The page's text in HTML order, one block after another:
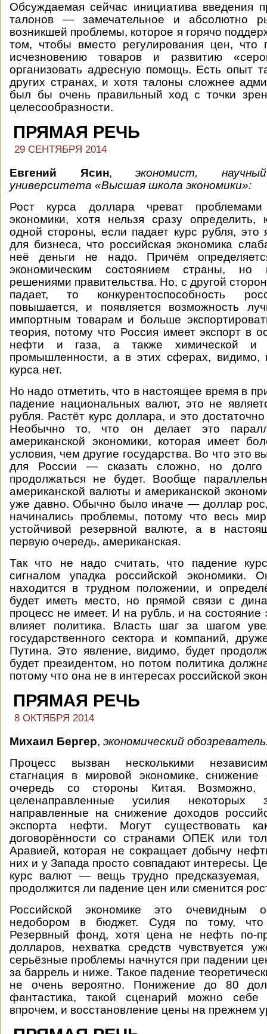
Обсуждаемая сейчас инициатива введения
талонов — замечательное и абсолютно
возникшей проблемы, которое я горячо
том, чтобы вместо регулирования цен, что
исчезновению товаров и развитию
организовать адресную помощь. Есть опыт
других странах, и хотя талоны сложнее
был бы очень правильный ход с точки
целесообразности.
ПРЯМАЯ РЕЧЬ
29 СЕНТЯБРЯ 2014
Евгений Ясин,экономист,
университета «Высшая школа экономики»:
Рост курса доллара чреват
экономики, хотя нельзя сразу
одной стороны, если падает курс рубля, это
для бизнеса, что российская экономика
неё деньги не надо. Причём
экономическим состоянием страны, но
решениями правительства. Но, с другой
падает, то конкурентоспособность
повышается, и появляется возможность
импортным товарам и больше
теория, потому что Россия имеет экспорт в
нефти и газа, а также химической и
промышленности, а в этих сферах, видимо,
курса нет.
Но надо отметить, что в настоящее время в
падение национальных валют, это не
рубля. Растёт курс доллара, и это
Необычно то, что он делает это
американской экономики, которая имеет
условия, чем другие государства. Во что это
для России — сказать сложно, но долго
продолжаться не будет. Вообще
американской валюты и американской
уже давно. Обычно было иначе — доллар
начинались проблемы, потому что весь
устойчивой резервной валюте, а в
первую очередь, американская.
Так что не надо считать, что падение
сигналом упадка российской экономики.
находится в трудном положении, и
будет иметь место, но прямой связи с
процесс не имеет. И на рубль, и на состояние
влияет политика. Власть шаг за шагом
государственного сектора и компаний,
Путина. Это явление, видимо, будет
будет президентом, но потом политика
потому что она не в интересах российской
ПРЯМАЯ РЕЧЬ
8 ОКТЯБРЯ 2014
Михаил Бергер, экономический
Процесс вызван несколькими
стагнация в мировой экономике,
очередь со стороны Китая.
целенаправленные усилия некоторых
направленные на снижение доходов
экспорта нефти. Могут существовать
договорённости со странами ОПЕК или
Аравией, которая не сокращает добычу
них и у Запада просто совпадают интересы.
курс валют — вещь трудно предсказуемая,
продолжится ли падение цен или сменится
Российской экономике это очевидным
недобором в бюджет. Судя по тому, что
Резервный фонд, хотя цена не нефть по-
долларов, нехватка средств чувствуется
серьёзные проблемы начнутся при падении
за баррель и ниже. Такое падение
не очень вероятно. Понижение до 80
фантастика, такой сценарий можно себе
впрочем, и восстановление цены на прежнем